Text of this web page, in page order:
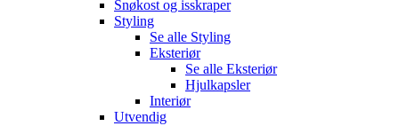
Snøkost og isskraper
Styling
Se alle Styling
Eksteriør
Se alle Eksteriør
Hjulkapsler
Interiør
Utvendig